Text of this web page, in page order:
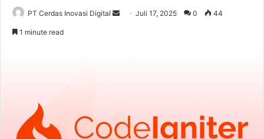
PT Cerdas Inovasi Digital
a
Juli 17, 2025 0 44
1 minute read